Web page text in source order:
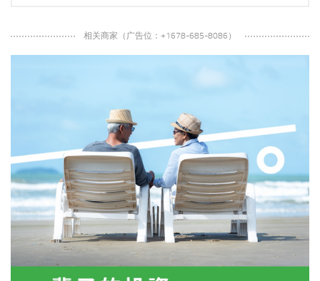
相关商家（广告位：+1678-685-8086）